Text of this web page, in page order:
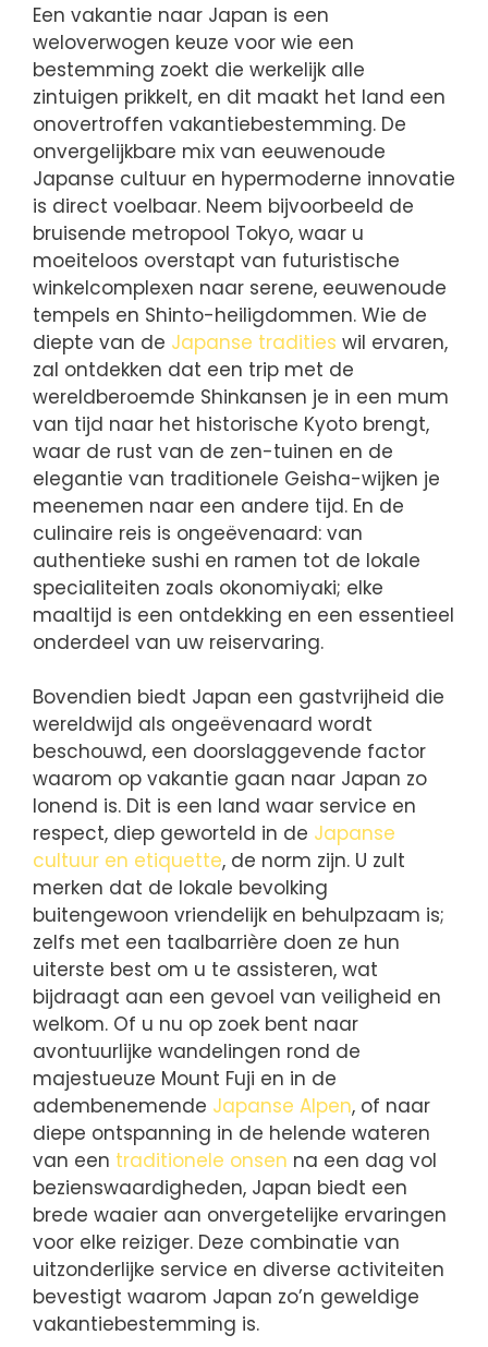
Een vakantie naar Japan is een
weloverwogen keuze voor wie een
bestemming zoekt die werkelijk alle
zintuigen prikkelt, en dit maakt het land een
onovertroffen vakantiebestemming. De
onvergelijkbare mix van eeuwenoude
Japanse cultuur en hypermoderne innovatie
is direct voelbaar. Neem bijvoorbeeld de
bruisende metropool Tokyo, waar u
moeiteloos overstapt van futuristische
winkelcomplexen naar serene, eeuwenoude
tempels en Shinto-heiligdommen. Wie de
diepte van de Japanse tradities wil ervaren,
zal ontdekken dat een trip met de
wereldberoemde Shinkansen je in een mum
van tijd naar het historische Kyoto brengt,
waar de rust van de zen-tuinen en de
elegantie van traditionele Geisha-wijken je
meenemen naar een andere tijd. En de
culinaire reis is ongeëvenaard: van
authentieke sushi en ramen tot de lokale
specialiteiten zoals okonomiyaki; elke
maaltijd is een ontdekking en een essentieel
onderdeel van uw reiservaring.
Bovendien biedt Japan een gastvrijheid die
wereldwijd als ongeëvenaard wordt
beschouwd, een doorslaggevende factor
waarom op vakantie gaan naar Japan zo
lonend is. Dit is een land waar service en
respect, diep geworteld in de Japanse
cultuur en etiquette, de norm zijn. U zult
merken dat de lokale bevolking
buitengewoon vriendelijk en behulpzaam is;
zelfs met een taalbarrière doen ze hun
uiterste best om u te assisteren, wat
bijdraagt aan een gevoel van veiligheid en
welkom. Of u nu op zoek bent naar
avontuurlijke wandelingen rond de
majestueuze Mount Fuji en in de
adembenemende Japanse Alpen, of naar
diepe ontspanning in de helende wateren
van een traditionele onsen na een dag vol
bezienswaardigheden, Japan biedt een
brede waaier aan onvergetelijke ervaringen
voor elke reiziger. Deze combinatie van
uitzonderlijke service en diverse activiteiten
bevestigt waarom Japan zo’n geweldige
vakantiebestemming is.